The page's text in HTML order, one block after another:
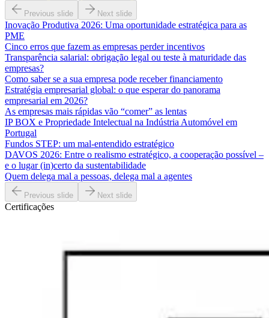
Previous slide Next slide
Inovação Produtiva 2026: Uma oportunidade estratégica para as
PME
Cinco erros que fazem as empresas perder incentivos
Transparência salarial: obrigação legal ou teste à maturidade das
empresas?
Como saber se a sua empresa pode receber financiamento
Estratégia empresarial global: o que esperar do panorama
empresarial em 2026?
As empresas mais rápidas vão “comer” as lentas
IP BOX e Propriedade Intelectual na Indústria Automóvel em
Portugal
Fundos STEP: um mal-entendido estratégico
DAVOS 2026: Entre o realismo estratégico, a cooperação possível –
e o lugar (in)certo da sustentabilidade
Quem delega mal a pessoas, delega mal a agentes
Previous slide Next slide
Certificações